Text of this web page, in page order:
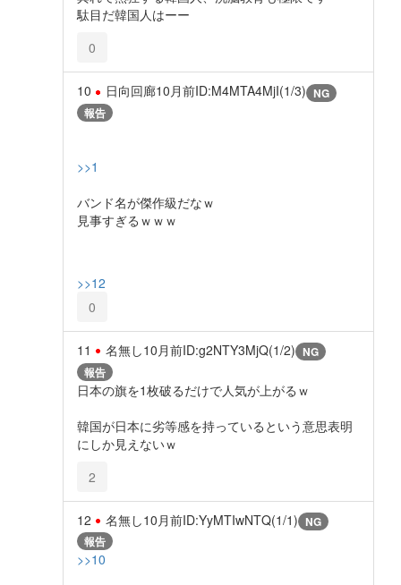
駄目だ韓国人はーー
0
10 日向回廊10月前ID:M4MTA4MjI(1/3) NG
報告
>>1
バンド名が傑作級だなｗ
見事すぎるｗｗｗ
>>12
0
11 名無し10月前ID:g2NTY3MjQ(1/2) NG
報告
日本の旗を1枚破るだけで人気が上がるｗ
韓国が日本に劣等感を持っているという意思表明
にしか見えないｗ
2
12 名無し10月前ID:YyMTIwNTQ(1/1) NG
報告
>>10